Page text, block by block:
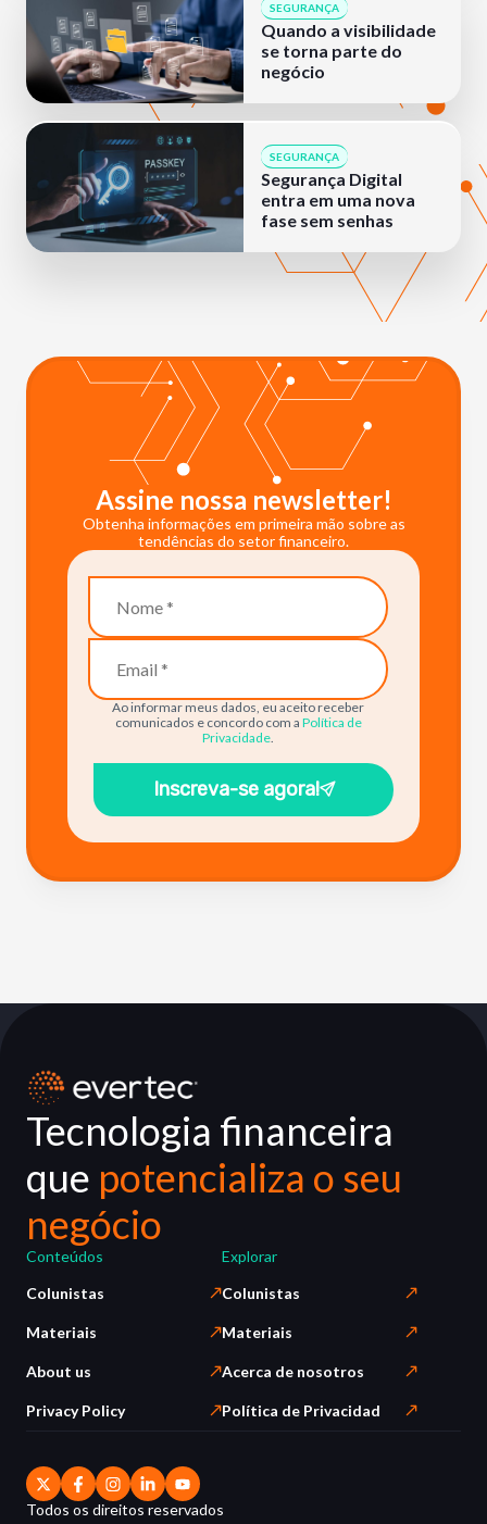
SEGURANÇA
Quando a visibilidade
se torna parte do
negócio
SEGURANÇA
Segurança Digital
entra em uma nova
fase sem senhas
Assine nossa newsletter!
Obtenha informações em primeira mão sobre as
tendências do setor financeiro.
Ao informar meus dados, eu aceito receber
comunicados e concordo com a Política de
Privacidade.
Inscreva-se agora!
Tecnologia financeira
que potencializa o seu
negócio
Conteúdos
Colunistas
Materiais
About us
Privacy Policy
Explorar
Colunistas
Materiais
Acerca de nosotros
Política de Privacidad
Todos os direitos reservados